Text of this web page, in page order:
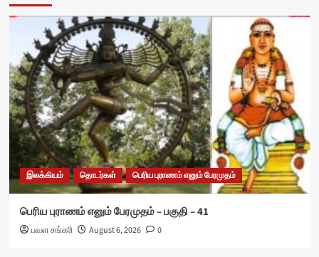
இலக்கியம் தொடர்கள் பெரிய புராணம் எனும் பேரமுதம்
பெரிய புராணம் எனும் பேரமுதம் – பகுதி – 41
பவள சங்கரி August 6, 2026 0